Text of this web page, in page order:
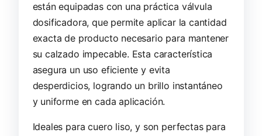
están equipadas con una práctica válvula
dosificadora, que permite aplicar la cantidad
exacta de producto necesario para mantener
su calzado impecable. Esta característica
asegura un uso eficiente y evita
desperdicios, logrando un brillo instantáneo
y uniforme en cada aplicación.
Ideales para cuero liso, y son perfectas para